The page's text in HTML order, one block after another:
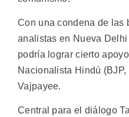
Con una condena de las
analistas en Nueva
podría lograr cierto
Nacionalista Hindú
Vajpayee.
Central para el diálogo